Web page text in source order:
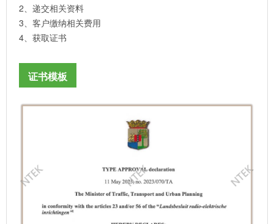
2、递交相关资料
3、客户缴纳相关费用
4、获取证书
证书模板